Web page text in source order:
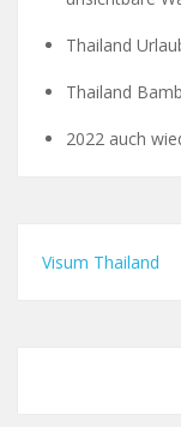
Thailand
Thailand
2022 auch
Visum Thailand